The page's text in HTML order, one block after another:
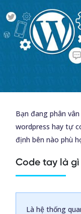
Bạn đang phân
wordpress hay tự
định bên nào phù
Code tay là gì
Là hệ thống